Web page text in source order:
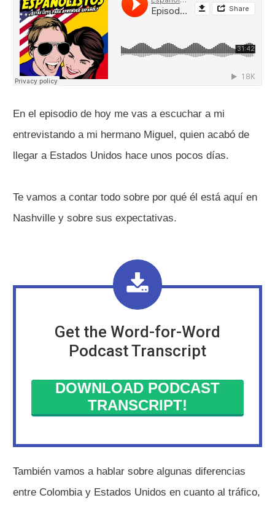
En el episodio de hoy me vas a escuchar a mi
entrevistando a mi hermano Miguel, quien acabó de
llegar a Estados Unidos hace unos pocos días.
Te vamos a contar todo sobre por qué él está aquí en
Nashville y sobre sus expectativas.
Get the Word-for-Word
Podcast Transcript
DOWNLOAD PODCAST
TRANSCRIPT!
También vamos a hablar sobre algunas diferencias
entre Colombia y Estados Unidos en cuanto al tráfico,